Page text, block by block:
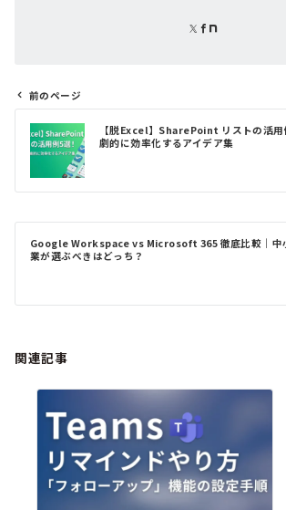
ゲ
ー
前のページ
【脱Excel】SharePoint リストの活用
劇的に効率化するアイデア集
Google Workspace vs Microsoft 365 徹底比較｜中
業が選ぶべきはどっち？
関連記事